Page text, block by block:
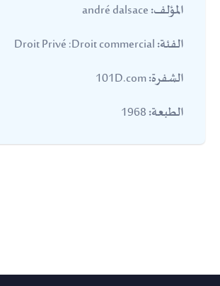
المؤلف:
الفئة:
الشفرة:
الطبعة: